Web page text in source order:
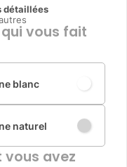
détaillées
vous fait
blanc
naturel
vous avez